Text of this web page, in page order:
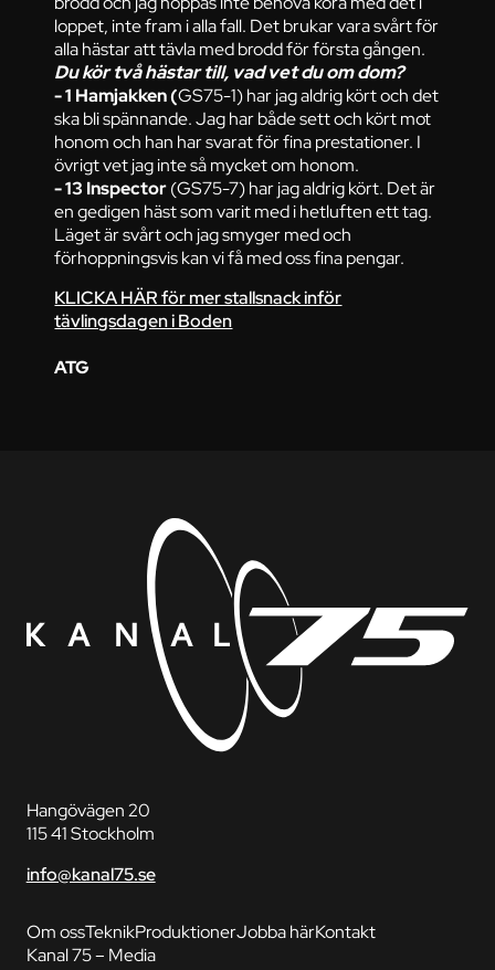
loppet, inte fram i alla fall. Det brukar vara svårt för
alla hästar att tävla med brodd för första gången.
Du kör två hästar till, vad vet du om dom?
- 1 Hamjakken (GS75-1) har jag aldrig kört och det
ska bli spännande. Jag har både sett och kört mot
honom och han har svarat för fina prestationer. I
övrigt vet jag inte så mycket om honom.
- 13 Inspector(GS75-7) har jag aldrig kört. Det är
en gedigen häst som varit med i hetluften ett tag.
Läget är svårt och jag smyger med och
förhoppningsvis kan vi få med oss fina pengar.
KLICKA HÄR för mer stallsnack inför
tävlingsdagen i Boden
ATG
Hangövägen 20
115 41 Stockholm
info@kanal75.se
Om ossTeknikProduktionerJobba härKontakt
Kanal 75 – Media